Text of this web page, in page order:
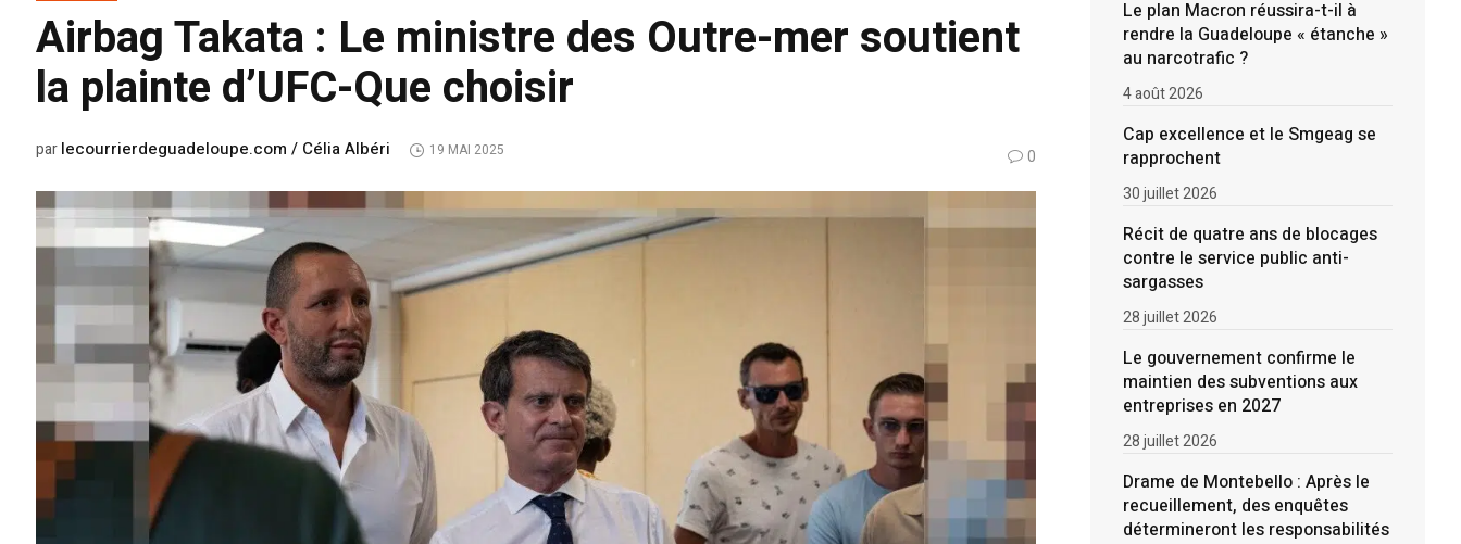
Airbag Takata : Le ministre des Outre-mer soutient
la plainte d’UFC-Que choisir
0
parlecourrierdeguadeloupe.com / Célia Albéri 19 MAI 2025
Le plan Macron réussira-t-il à
rendre la Guadeloupe « étanche »
au narcotrafic ?
4 août 2026
Cap excellence et le Smgeag se
rapprochent
30 juillet 2026
Récit de quatre ans de blocages
contre le service public anti-
sargasses
28 juillet 2026
Le gouvernement confirme le
maintien des subventions aux
entreprises en 2027
28 juillet 2026
Drame de Montebello : Après le
recueillement, des enquêtes
détermineront les responsabilités